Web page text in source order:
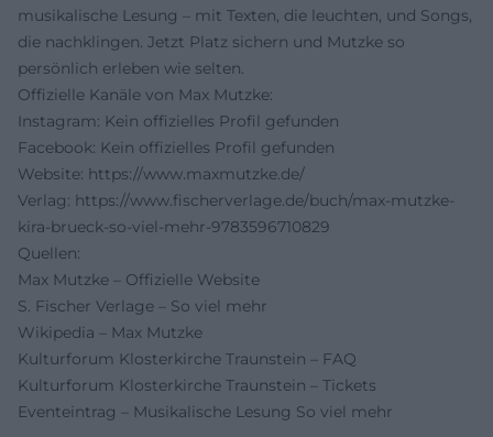
musikalische Lesung – mit Texten, die leuchten, und Songs,
die nachklingen. Jetzt Platz sichern und Mutzke so
persönlich erleben wie selten.
Offizielle Kanäle von Max Mutzke:
Instagram: Kein offizielles Profil gefunden
Facebook: Kein offizielles Profil gefunden
Website: https://www.maxmutzke.de/
Verlag: https://www.fischerverlage.de/buch/max-mutzke-
kira-brueck-so-viel-mehr-9783596710829
Quellen:
Max Mutzke – Offizielle Website
S. Fischer Verlage – So viel mehr
Wikipedia – Max Mutzke
Kulturforum Klosterkirche Traunstein – FAQ
Kulturforum Klosterkirche Traunstein – Tickets
Eventeintrag – Musikalische Lesung So viel mehr